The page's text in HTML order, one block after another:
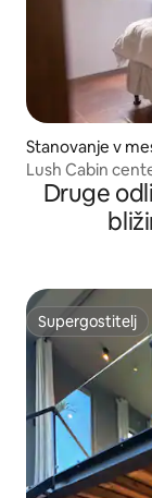
Stanovanje v
Lush Cabin
Druge
Supergostitelj
Supergostitelj